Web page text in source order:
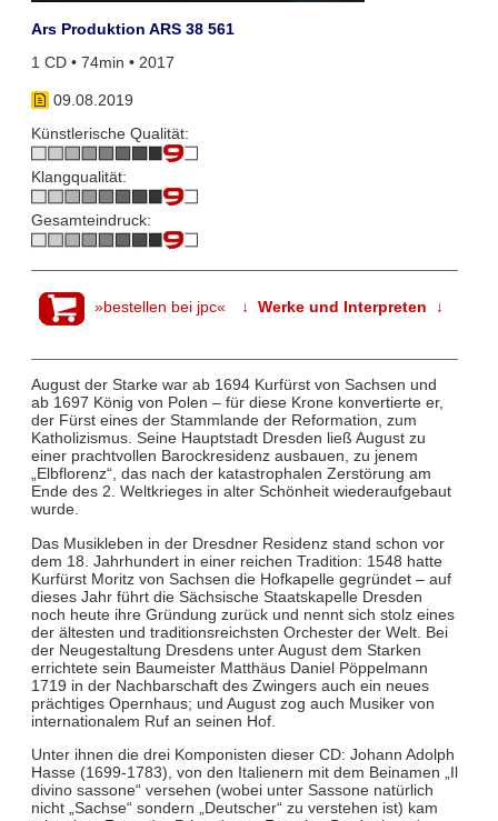
Ars Produktion ARS 38 561
1 CD • 74min • 2017
09.08.2019
Künstlerische Qualität:
Klangqualität:
Gesamteindruck:
»bestellen bei jpc« ↓ Werke und Interpreten ↓
August der Starke war ab 1694 Kurfürst von Sachsen und
ab 1697 König von Polen – für diese Krone konvertierte er,
der Fürst eines der Stammlande der Reformation, zum
Katholizismus. Seine Hauptstadt Dresden ließ August zu
einer prachtvollen Barockresidenz ausbauen, zu jenem
„Elbflorenz“, das nach der katastrophalen Zerstörung am
Ende des 2. Weltkrieges in alter Schönheit wiederaufgebaut
wurde.
Das Musikleben in der Dresdner Residenz stand schon vor
dem 18. Jahrhundert in einer reichen Tradition: 1548 hatte
Kurfürst Moritz von Sachsen die Hofkapelle gegründet – auf
dieses Jahr führt die Sächsische Staatskapelle Dresden
noch heute ihre Gründung zurück und nennt sich stolz eines
der ältesten und traditionsreichsten Orchester der Welt. Bei
der Neugestaltung Dresdens unter August dem Starken
errichtete sein Baumeister Matthäus Daniel Pöppelmann
1719 in der Nachbarschaft des Zwingers auch ein neues
prächtiges Opernhaus; und August zog auch Musiker von
internationalem Ruf an seinen Hof.
Unter ihnen die drei Komponisten dieser CD: Johann Adolph
Hasse (1699-1783), von den Italienern mit dem Beinamen „Il
divino sassone“ versehen (wobei unter Sassone natürlich
nicht „Sachse“ sondern „Deutscher“ zu verstehen ist) kam